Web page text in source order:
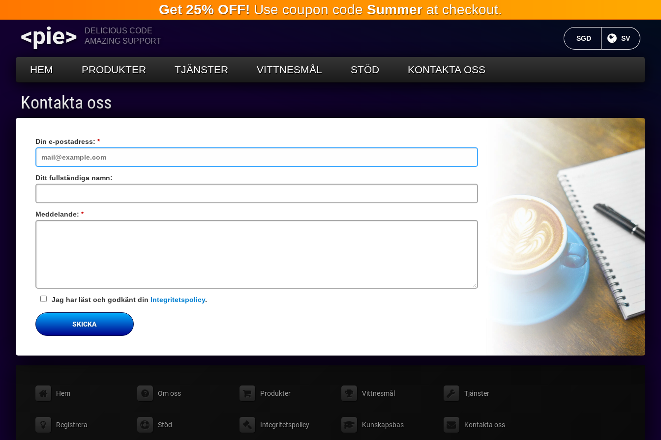
Hoppa till
huvudinnehållet
Get 25% OFF! Use coupon code Summerat checkout.
<pie>
DELICIOUS CODE
AMAZING SUPPORT
SV
AKTUELL VALUTA:
SGD
HEM PRODUKTER TJÄNSTER VITTNESMÅL STÖD KONTAKTA OSS
Kontakta oss
Din e-postadress:
fält
Ditt fullständiga namn:
Meddelande:
fält
Jag har läst och godkänt din Integritetspolicy.
SKICKA
Hem Om oss Produkter Vittnesmål Tjänster
Registrera Stöd Integritetspolicy Kunskapsbas Kontakta oss